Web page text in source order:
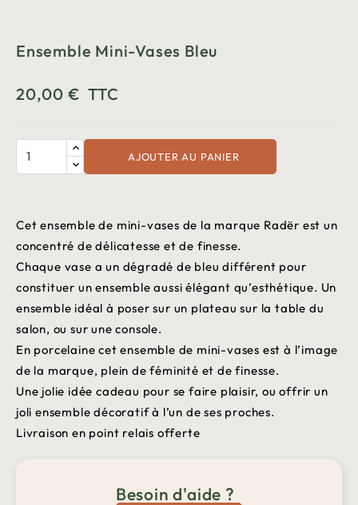
Ensemble Mini-Vases Bleu
20,00 € TTC
AJOUTER AU PANIER
Cet ensemble de mini-vases de la marque Radër est un
concentré de délicatesse et de finesse.
Chaque vase a un dégradé de bleu différent pour
constituer un ensemble aussi élégant qu’esthétique. Un
ensemble idéal à poser sur un plateau sur la table du
salon, ou sur une console.
En porcelaine cet ensemble de mini-vases est à l’image
de la marque, plein de féminité et de finesse.
Une jolie idée cadeau pour se faire plaisir, ou offrir un
joli ensemble décoratif à l’un de ses proches.
Livraison en point relais offerte
Besoin d'aide ?